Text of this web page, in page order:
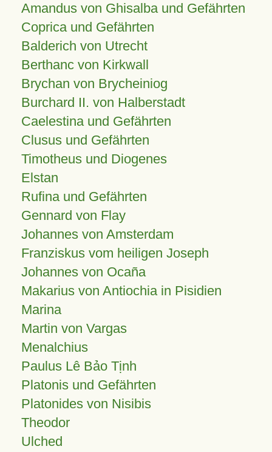
Amandus von Ghisalba und Gefährten
Coprica und Gefährten
Balderich von Utrecht
Berthanc von Kirkwall
Brychan von Brycheiniog
Burchard II. von Halberstadt
Caelestina und Gefährten
Clusus und Gefährten
Timotheus und Diogenes
Elstan
Rufina und Gefährten
Gennard von Flay
Johannes von Amsterdam
Franziskus vom heiligen Joseph
Johannes von Ocaña
Makarius von Antiochia in Pisidien
Marina
Martin von Vargas
Menalchius
Paulus Lê Bảo Tịnh
Platonis und Gefährten
Platonides von Nisibis
Theodor
Ulched